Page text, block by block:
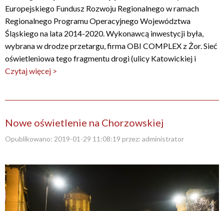
Europejskiego Fundusz Rozwoju Regionalnego w ramach
Regionalnego Programu Operacyjnego Województwa
Śląskiego na lata 2014-2020. Wykonawcą inwestycji była,
wybrana w drodze przetargu, firma OBI COMPLEX z Żor. Sieć
oświetleniowa tego fragmentu drogi (ulicy Katowickiej i
Czytaj więcej >
Nowe oświetlenie na Chorzowskiej
Opublikowano: 2019-01-29 11:08:19 przez: administrator